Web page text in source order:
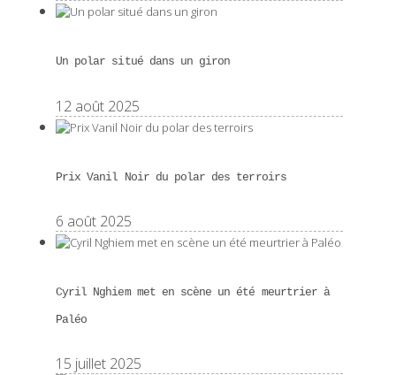
Un polar situé dans un giron
12 août 2025
Prix Vanil Noir du polar des terroirs
6 août 2025
Cyril Nghiem met en scène un été meurtrier à
Paléo
15 juillet 2025